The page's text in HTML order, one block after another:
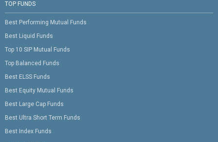
TOP FUNDS
Best Performing Mutual Funds
Best Liquid Funds
Top 10 SIP Mutual Funds
Top Balanced Funds
Best ELSS Funds
Best Equity Mutual Funds
Best Large Cap Funds
Best Ultra Short Term Funds
Best Index Funds